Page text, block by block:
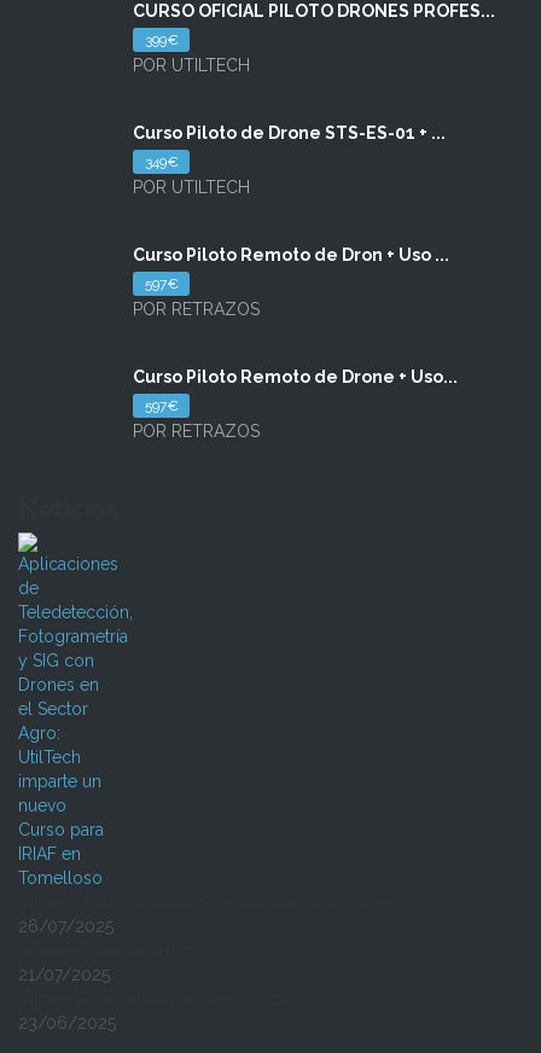
CURSO OFICIAL PILOTO DRONES PROFES...
399€
POR UTILTECH
Curso Piloto de Drone STS-ES-01 + ...
349€
POR UTILTECH
Curso Piloto Remoto de Dron + Uso ...
597€
POR RETRAZOS
Curso Piloto Remoto de Drone + Uso...
597€
POR RETRAZOS
26/07/2025
21/07/2025
23/06/2025